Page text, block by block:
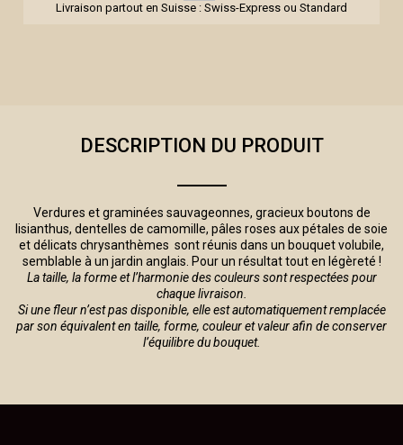
Livraison partout en Suisse : Swiss-Express ou Standard
DESCRIPTION DU PRODUIT
Verdures et graminées sauvageonnes, gracieux boutons de
lisianthus, dentelles de camomille, pâles roses aux pétales de soie
et délicats chrysanthèmes sont réunis dans un bouquet volubile,
semblable à un jardin anglais. Pour un résultat tout en légèreté !
La taille, la forme et l’harmonie des couleurs sont respectées pour
chaque livraison.
Si une fleur n’est pas disponible, elle est automatiquement remplacée
par son équivalent en taille, forme, couleur et valeur afin de conserver
l’équilibre du bouquet.